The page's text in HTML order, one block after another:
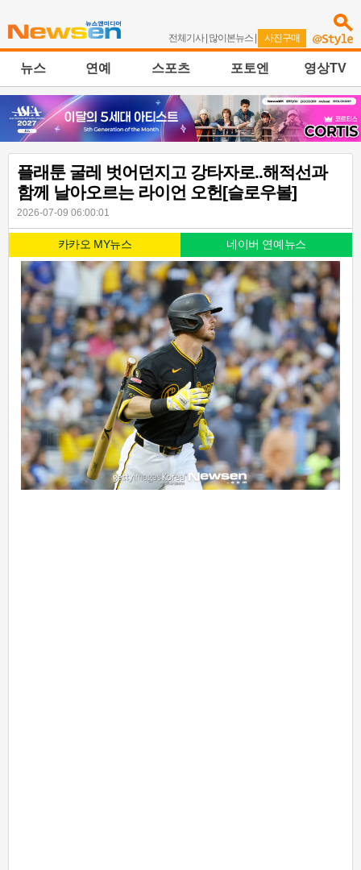
전체기사| 많이본뉴스 | 사진구매
뉴스 연예 스포츠 포토엔 영상TV
플래툰 굴레 벗어던지고 강타자로..해적선과
함께 날아오르는 라이언 오헌[슬로우볼]
2026-07-09 06:00:01
카카오 MY뉴스 네이버 연예뉴스